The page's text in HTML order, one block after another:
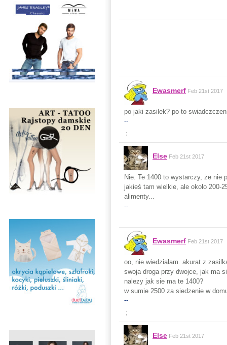
Ewasmerf Feb 21st 2017
po jaki zasilek? po to
--
;
Else Feb 21st 2017
Nie. Te 1400 to wystarczy, że nie
jakieś tam wielkie, ale około
alimenty...
--
Ewasmerf Feb 21st 2017
oo, nie wiedzialam. akurat z
swoja droga przy dwojce, jak ma
nalezy jak sie ma te 1400?
w sumie 2500 za siedzenie w
--
;
Else Feb 21st 2017